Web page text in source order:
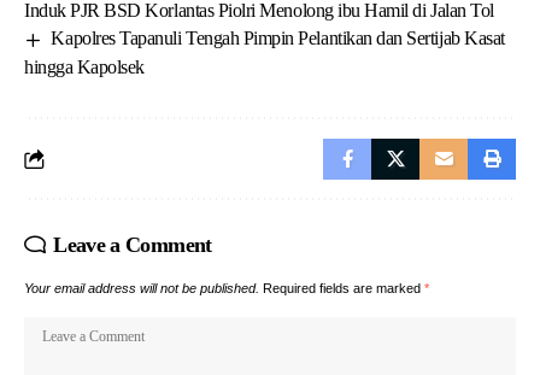
Induk PJR BSD Korlantas Piolri Menolong ibu Hamil di Jalan Tol
Kapolres Tapanuli Tengah Pimpin Pelantikan dan Sertijab Kasat
hingga Kapolsek
Leave a Comment
Your email address will not be published. Required fields are marked *